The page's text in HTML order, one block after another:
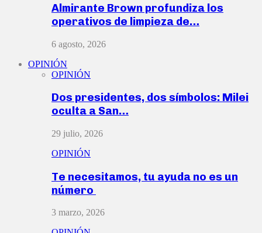
Almirante Brown profundiza los
operativos de limpieza de…
6 agosto, 2026
OPINIÓN
OPINIÓN
Dos presidentes, dos símbolos: Milei
oculta a San…
29 julio, 2026
OPINIÓN
Te necesitamos, tu ayuda no es un
número
3 marzo, 2026